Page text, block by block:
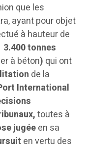
que les
ayant pour objet
à hauteur de
3.400 tonnes
à béton) qui ont
de la
International
,toutes à
jugéeen sa
uit en vertu des